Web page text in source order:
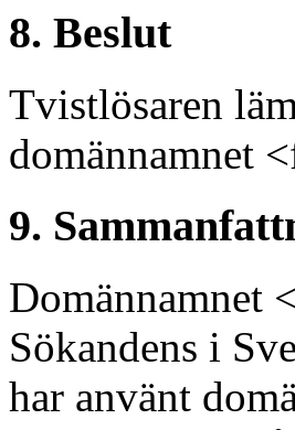
8. Beslut
Tvistlösaren
domännamnet
9.
Domännamnet
Sökandens i
har använt